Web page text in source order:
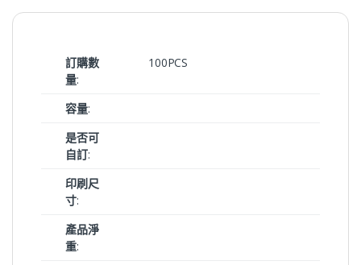
訂購數
量:
100PCS
容量:
是否可
自訂:
印刷尺
寸:
產品淨
重: